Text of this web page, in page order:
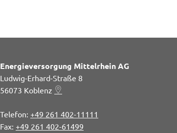
Energieversorgung Mittelrhein AG
Ludwig-Erhard-Straße 8
56073 Koblenz
+49 261 402-11111
+49 261 402-61499